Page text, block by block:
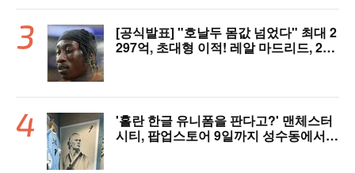
[공식발표] "호날두 몸값 넘었다" 최대 2
297억, 초대형 이적! 레알 마드리드, 21
'홀란 한글 유니폼을 판다고?' 맨체스터
시티, 팝업스토어 9일까지 성수동에서